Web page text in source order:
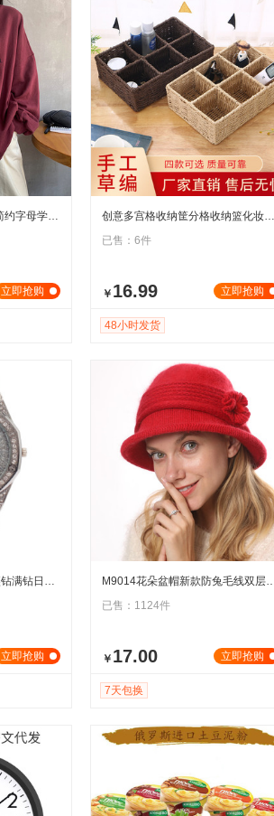
2025新款秋季韩版港风简约字母学生上衣宽松薄款长袖卫衣女装外贸
立即抢购
创意多宫格收纳筐分格收纳篮化妆品遥控器收纳盒编织桌面收纳盒
已售：6件
立即抢购
￥ 16.99
48小时发货
外贸爆款跨境热卖时尚镶钻满钻日历女士手表女表石英表
立即抢购
M9014花朵盆帽新款防兔毛线双层加
已售：1124件
立即抢购
￥ 17.00
7天包换